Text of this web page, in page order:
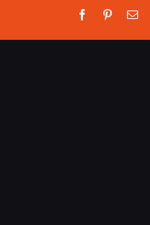
Facebook
Pinterest